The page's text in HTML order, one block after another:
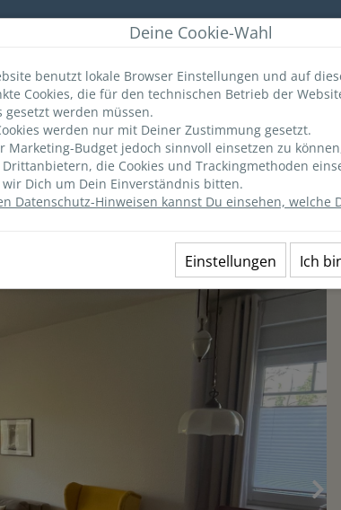
Deine Cookie-Wahl
benutzt lokale Browser Einstellungen und auf
Cookies, die für den technischen Betrieb der
gesetzt werden müssen.
werden nur mit Deiner Zustimmung gesetzt.
Marketing-Budget jedoch sinnvoll einsetzen zu
die Cookies und Trackingmethoden
Dich um Dein Einverständnis bitten.
Datenschutz-Hinweisen kannst Du einsehen, welche
Einstellungen Ich
ANGEBOTE MERKLISTE
Ausstattung Lage
"Tausendschön"
›